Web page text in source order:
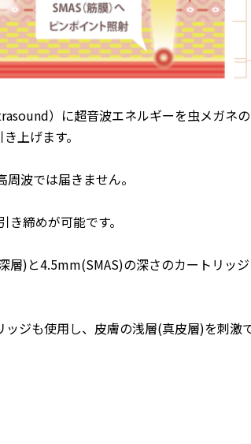
）に超音波エネルギーを虫メガネ
上げます。
波では届きません。
締めが可能です。
)と4.5mm(SMAS)の深さのカートリッ
ジも使用し、皮膚の浅層(真皮層)を刺激